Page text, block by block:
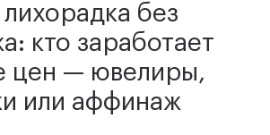
без
кто заработает
цен — ювелиры,
или аффинаж